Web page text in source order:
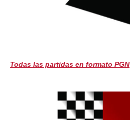
Todas las partidas en formato PGN